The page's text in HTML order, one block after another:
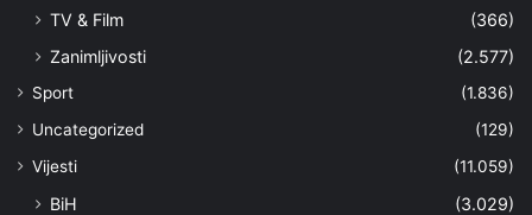
TV & Film
(366)
Zanimljivosti
(2.577)
Sport
(1.836)
Uncategorized
(129)
Vijesti
(11.059)
BiH
(3.029)